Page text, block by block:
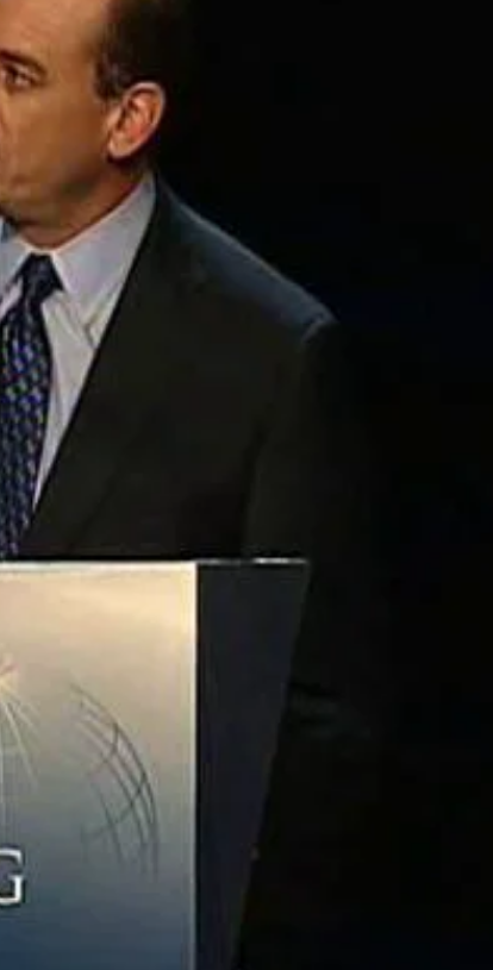
haben sich auf Value-Investments konzentriert, um
versuchen sie, Fälle zu identifizieren, in denen der Markt falsch
zu kapitalisieren.
die in der Regel durch die Veröffentlichung eines
Fitbit seinen Ergebnisbericht für das erste Quartal 2016
verlor das Unternehmen fast 19% seines Werts. Während
Seltenheit sind, hat Fitbit nicht nur die Erwartungen der
von 505,4 Millionen US-Dollar, ein Plus von mehr als
dass im zweiten Quartal 2016 zwischen 565 Millionen und
531 Millionen US-Dollar liegt. Das Unternehmen scheint
und Entwicklungskosten investiert hat, sank das
benötigt, um auf Fitbit aufzuspringen und genügend
von Fitbit an und versteht, dass es sich um
Sie ein Value-Investor werden. Hier sind fünf grundsätzliche
vielleicht schon jetzt regelmäßig tun. Die Idee ist, dass, wenn
zum Verkauf kaufst.
kauft, wenn er zum Verkauf steht oder wenn er zum
und der gleichen Bildqualität erhält. (Die offenkundige
wenn eine neue Technologie verfügbar wird. Die Aktien
der innere Wert des Unternehmens derselbe ist. Bestände
Diese Fluktuationen ändern die Preise, aber sie